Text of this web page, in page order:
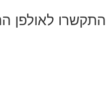
התקשרו לאולפן